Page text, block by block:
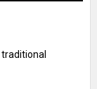
traditional